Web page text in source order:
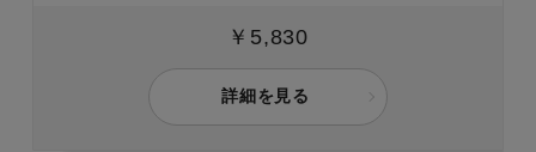
￥5,830
詳細を見る